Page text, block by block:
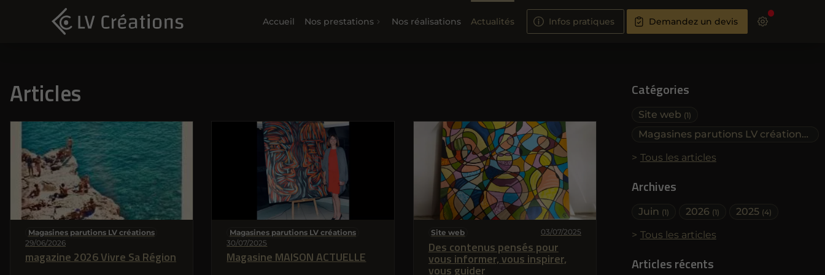
Accueil Nos prestations Nos réalisations Actualités Infos pratiques Demandez un devis
Catégories
Site web (1)
Magasines parutions LV créations
Tous les articles
Archives
Juin (1) 2026 (1) 2025 (4)
Tous les articles
Articles récents
Articles
Magasines parutions LV créations
29/06/2026
magazine 2026 Vivre Sa Région
Magasines parutions LV créations
30/07/2025
Magasine MAISON ACTUELLE
Site web 03/07/2025
Des contenus pensés pour
vous informer, vous inspirer,
vous guider